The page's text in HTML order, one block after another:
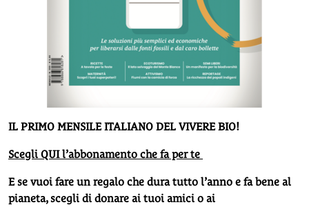
IL PRIMO MENSILE ITALIANO DEL VIVERE BIO!
Scegli QUI l’abbonamento che fa per te
E se vuoi fare un regalo che dura tutto l’anno e fa bene al
pianeta, scegli di donare ai tuoi amici o ai